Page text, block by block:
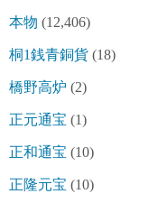
本物 (12,406)
桐1銭青銅貨 (18)
橋野高炉 (2)
正元通宝 (1)
正和通宝 (10)
正隆元宝 (10)